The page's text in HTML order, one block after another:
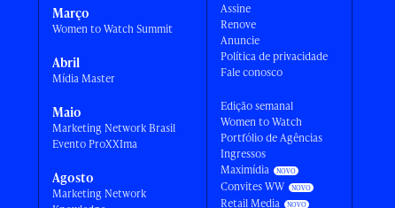
Março
Women to Watch Summit
Abril
Mídia Master
Maio
Marketing Network Brasil
Evento ProXXIma
Agosto
Marketing Network
Assine
Renove
Anuncie
Política de privacidade
Fale conosco
Edição semanal
Women to Watch
Portfólio de Agências
Ingressos
Maximídia
Convites WW
Retail Media